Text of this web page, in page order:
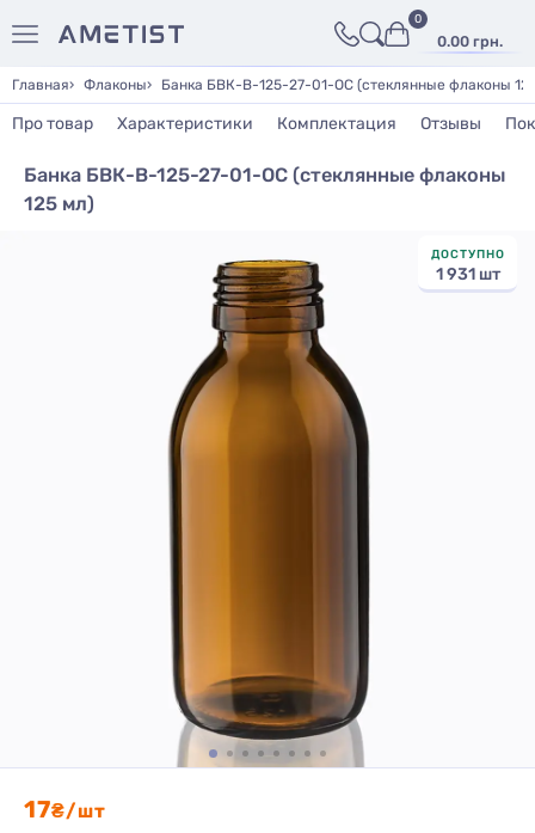
0.00 грн.
0
Главная Флаконы Банка БВК-В-125-27-01-ОС (стеклянные флаконы
Про товар Характеристики Комплектация Отзывы
Банка БВК-В-125-27-01-ОС (стеклянные флаконы
125 мл)
ДОСТУПНО
1 931 шт
17₴/шт